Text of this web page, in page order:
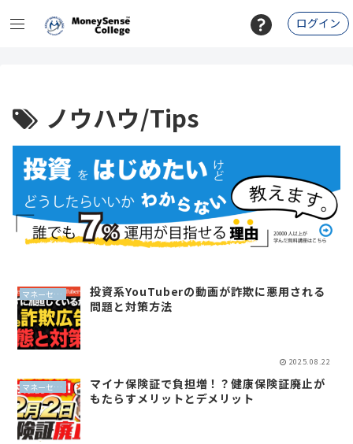
ログイン
ノウハウ/Tips
マネーセンスイズム
投資系YouTuberの動画が詐欺に悪用される
問題と対策方法
2025.08.22
マネーセンスイズム
マイナ保険証で負担増！？健康保険証廃止が
もたらすメリットとデメリット